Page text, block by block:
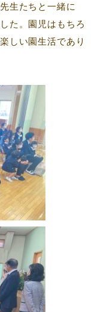
生たちと一緒に
た。園児はもちろ
しい園生活であり